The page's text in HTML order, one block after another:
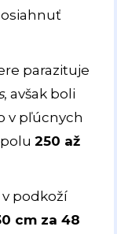
parazituje
, avšak boli
v pľúcnych
250 až
podkoží
cm za 48